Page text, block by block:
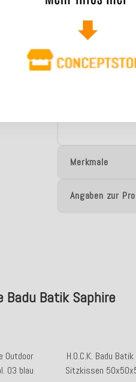
TIPP: wenn
trennt den
Sonne
werden, durch
Merkmale
Angaben zur
Batik Saphire
Outdoor
03 blau
H.O.C.K. Badu
Sitzkissen